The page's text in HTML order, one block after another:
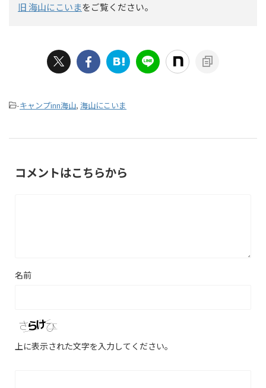
旧 海山にこいまをご覧ください。
-キャンプinn海山, 海山にこいま
コメントはこちらから
名前
上に表示された文字を入力してください。